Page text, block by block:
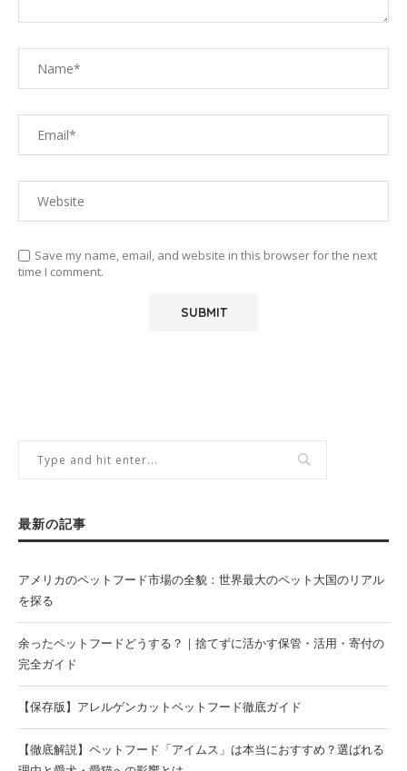
Save my name, email, and website in this browser for the next
time I comment.
最新の記事
アメリカのペットフード市場の全貌：世界最大のペット大国のリアル
を探る
余ったペットフードどうする？｜捨てずに活かす保管・活用・寄付の
完全ガイド
【保存版】アレルゲンカットペットフード徹底ガイド
【徹底解説】ペットフード「アイムス」は本当におすすめ？選ばれる